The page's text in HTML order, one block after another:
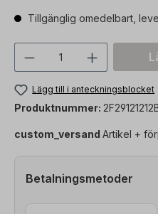
Tillgänglig omedelbart,
Produktkvantitet:
Lägg till i anteckningsblocket
Produktnummer:
custom_versand Artikel +
Betalningsmetoder